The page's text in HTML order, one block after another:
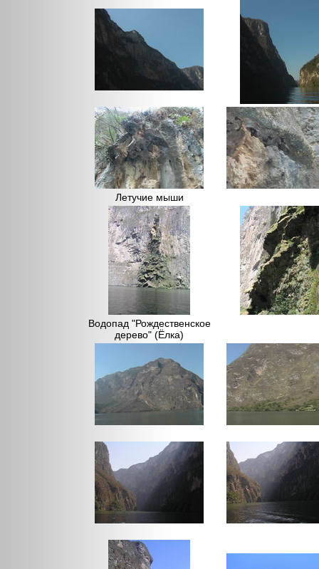
Летучие мыши
Водопад "Рождественское
дерево" (Ёлка)